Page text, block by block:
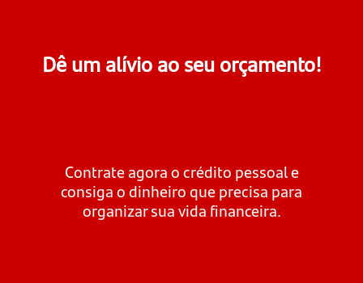
Dê um alívio ao seu orçamento!
Contrate agora o crédito pessoal e
consiga o dinheiro que precisa para
organizar sua vida financeira.